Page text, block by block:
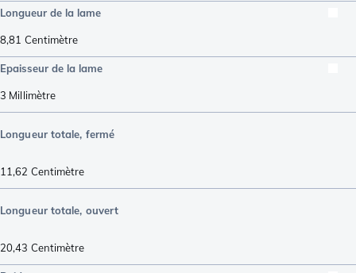
Longueur de la lame
8,81 Centimètre
Epaisseur de la lame
3 Millimètre
Longueur totale, fermé
11,62 Centimètre
Longueur totale, ouvert
20,43 Centimètre